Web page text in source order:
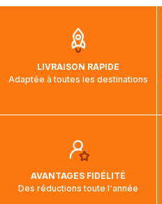
aura touché terre.
LIVRAISON RAPIDE
Adaptée à toutes les destinations
AVANTAGES FIDÉLITÉ
Des réductions toute l'année